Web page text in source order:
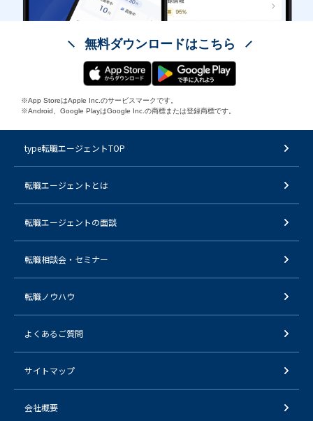
無料ダウンロードはこちら
※App StoreはApple Inc.のサービスマークです。
※Android、Google PlayはGoogle Inc.の商標または登録商標です。
type転職エージェントTOP
転職エージェントとは
転職エージェントの面談
転職相談会・セミナー
転職ノウハウ
よくあるご質問
サイトマップ
会社概要